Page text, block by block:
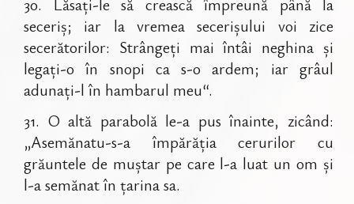
30.
Lăsați-le să crească împreună până la
seceriș; iar la vremea secerișului voi zice
secerătorilor: Strângeți mai întâi neghina și
legați-o în snopi ca s-o ardem; iar grâul
adunați-l în hambarul meu“.
31. O altă parabolă le-a pus înainte, zicând:
„Asemănatu-s-a împărăția cerurilor cu
grăuntele de muștar pe care l-a luat un om și
l-a semănat în țarina sa.